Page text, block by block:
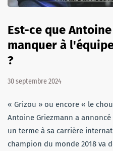
Est-ce que
manquer à
?
30 septembre 2024
« Grizou » ou encore « le
Antoine Griezmann a
un terme à sa carrière
champion du monde 2018 va